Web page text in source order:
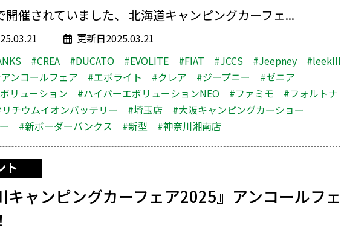
開催されていました、 北海道キャンピングカーフェ...
更新日2025.03.21
#CREA #DUCATO #EVOLITE #FIAT #JCCS #Jeepney
#leekIII
ンコールフェア #エボライト #クレア #ジープニー
#ゼニア
リューション
#ハイパーエボリューションNEO #ファミモ
#フォルトナ
チウムイオンバッテリー #埼玉店
#大阪キャンピングカーショー
#新ボーダーバンクス #新型 #神奈川湘南店
ト
キャンピングカーフェア2025』アンコールフェ